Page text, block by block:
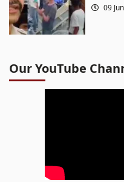
09 Jun
Our YouTube